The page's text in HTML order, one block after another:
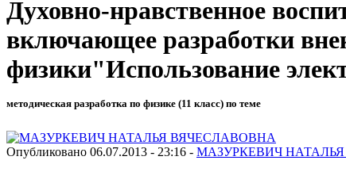
Духовно-нравственное
включающее разработки
физики"Использование
методическая разработка по физике (11 класс) по теме
Опубликовано 06.07.2013 - 23:16 - МАЗУРКЕВИЧ